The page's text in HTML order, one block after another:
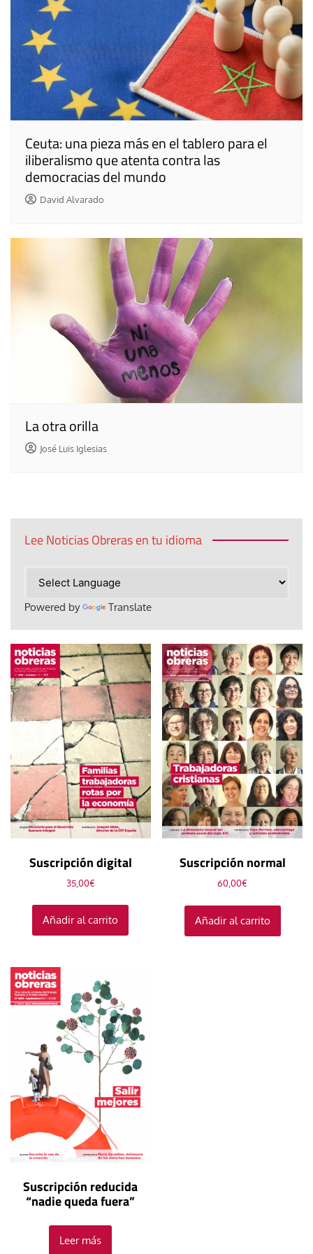
Ceuta: una pieza más en el tablero para el
iliberalismo que atenta contra las
democracias del mundo
David Alvarado
La otra orilla
José Luis Iglesias
Lee Noticias Obreras en tu idioma
Powered by Translate
Suscripción digital
35,00€
Añadir al carrito
Suscripción normal
60,00€
Añadir al carrito
Suscripción reducida
“nadie queda fuera”
Leer más